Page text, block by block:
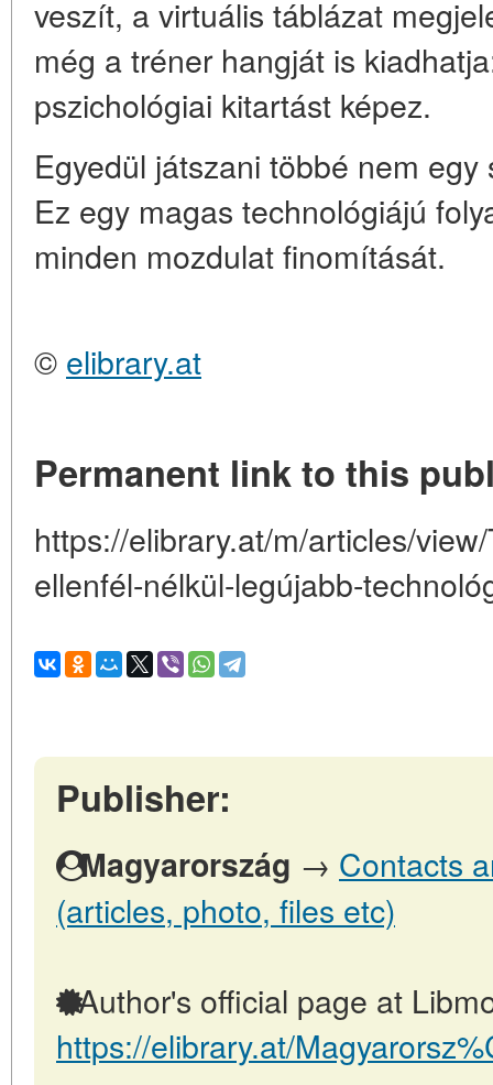
veszít, a virtuális táblázat
még a tréner hangját is
pszichológiai kitartást képez.
Egyedül játszani többé nem
Ez egy magas technológiájú
minden mozdulat finomítását.
© elibrary.at
Permanent link to this
https://elibrary.at/m/articles/
ellenfél-nélkül-legújabb-
Publisher:
Magyarország → Contacts
(articles, photo, files etc)
Author's official page at
https://elibrary.at/